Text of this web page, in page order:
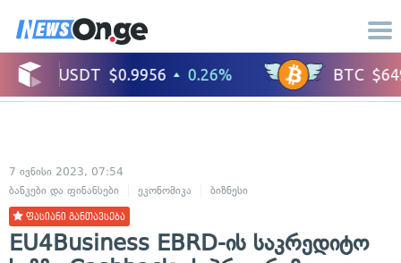
7 ივნისი 2023, 07:54
ბანკები და ფინანსები
ეკონომიკა ბიზნესი
ფასიანი განთავსება
EU4Business EBRD-ის საკრედიტო